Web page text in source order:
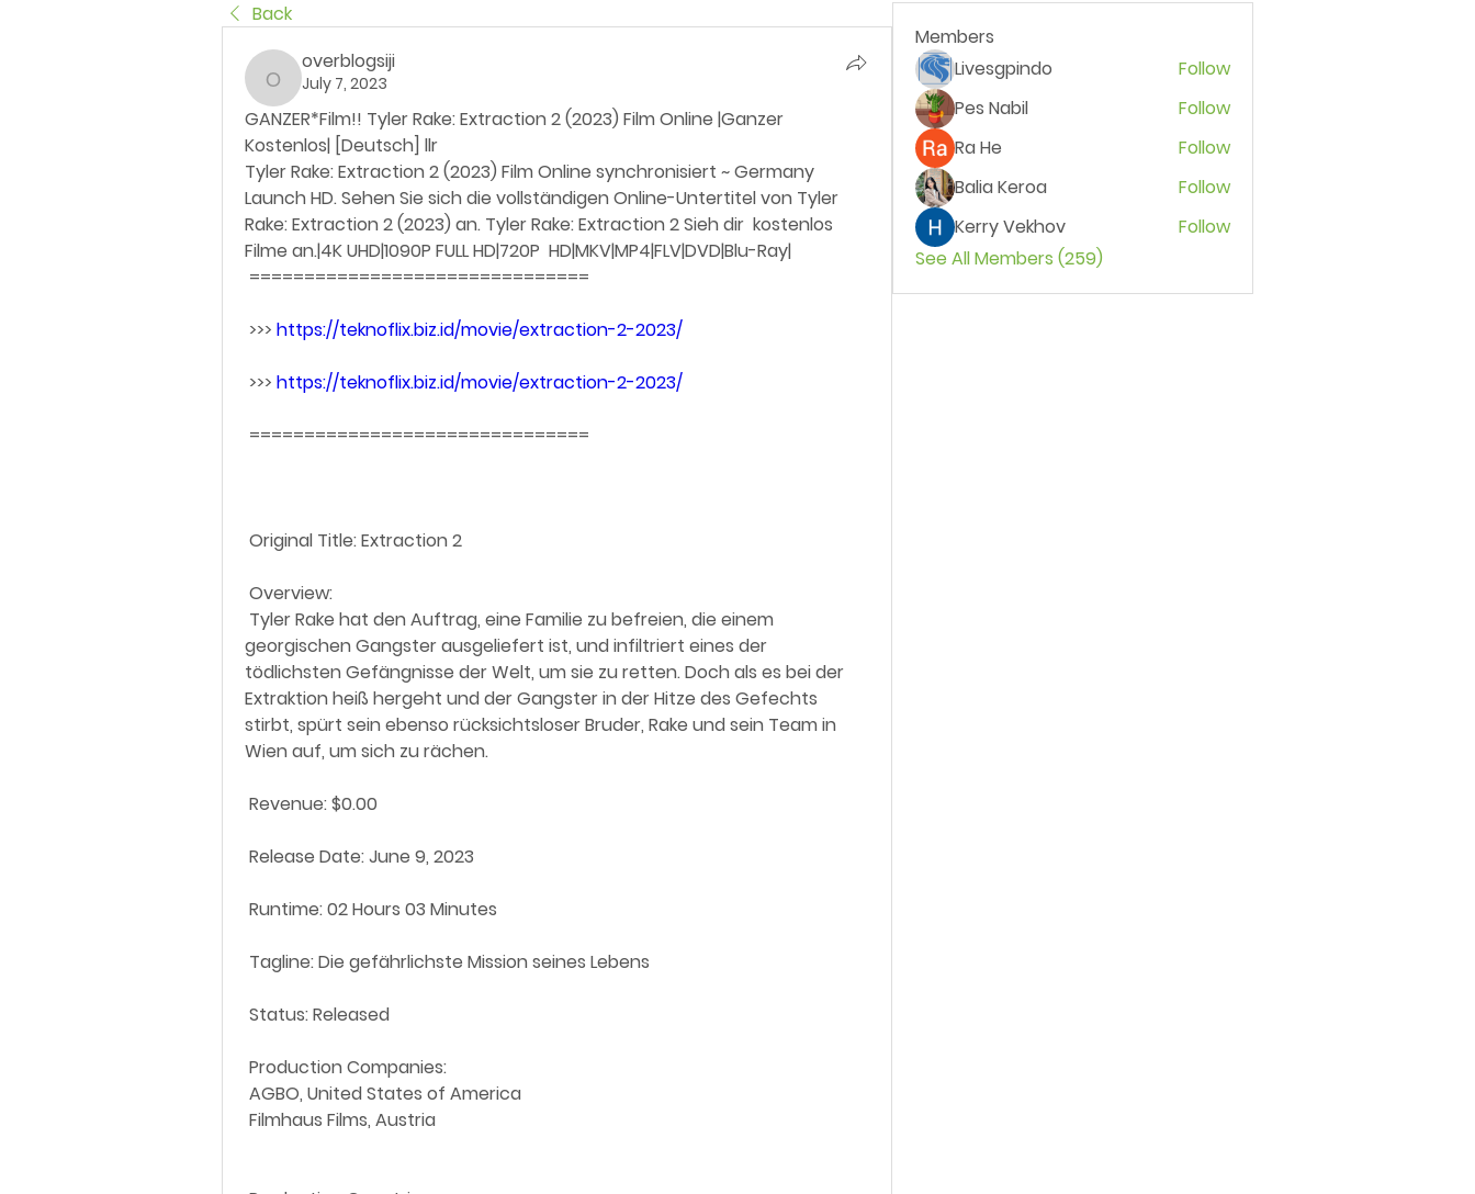
Back
overblogsiji
overblogsiji
July 7, 2023
GANZER*Film!! Tyler Rake: Extraction 2 (2023) Film Online |Ganzer
Kostenlos| [Deutsch] llr
Tyler Rake: Extraction 2 (2023) Film Online synchronisiert ~ Germany
Launch HD. Sehen Sie sich die vollständigen Online-Untertitel von Tyler
Rake: Extraction 2 (2023) an. Tyler Rake: Extraction 2 Sieh dir  kostenlos
Filme an.|4K UHD|1090P FULL HD|720P  HD|MKV|MP4|FLV|DVD|Blu-Ray|
===============================
>>> https://teknoflix.biz.id/movie/extraction-2-2023/
>>> https://teknoflix.biz.id/movie/extraction-2-2023/
===============================
Original Title: Extraction 2
Overview:
georgischen Gangster ausgeliefert ist, und infiltriert eines der
tödlichsten Gefängnisse der Welt, um sie zu retten. Doch als es bei der
Extraktion heiß hergeht und der Gangster in der Hitze des Gefechts
stirbt, spürt sein ebenso rücksichtsloser Bruder, Rake und sein Team in
Wien auf, um sich zu rächen.
Revenue: $0.00
Release Date: June 9, 2023
Runtime: 02 Hours 03 Minutes
Tagline: Die gefährlichste Mission seines Lebens
Status: Released
Production Companies:
AGBO, United States of America
Filmhaus Films, Austria
Members
Livesgpindo
Follow
Pes Nabil
Follow
Ra He
Follow
Balia Keroa
Follow
Kerry Vekhov
Follow
See All Members (259)